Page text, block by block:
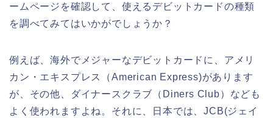
ームページを確認して、使えるデビットカードの種類
を調べてみてはいかがでしょうか？
例えば、海外でメジャーなデビットカードに、アメリ
カン・エキスプレス（American Express)があります
が、その他、ダイナースクラブ（Diners Club）なども
よく使われますよね。それに、日本では、JCB(ジェイ